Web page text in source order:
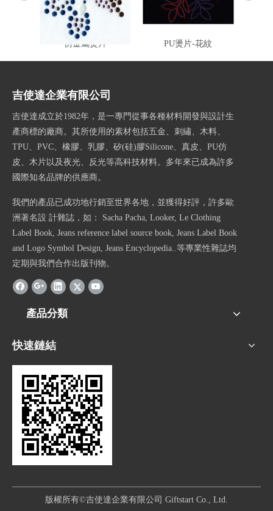
仿金屬燙片 PU燙片-花紋
吉使達企業有限公司
吉使達成立於1982年，是一專門從事各種材料開發與設計生
產商標的廠商。其所使用的素材包括五金、刺繡、木料、
TPU、PVC、橡膠、乳膠、矽(硅)膠Silicone、真皮、PU仿
皮、木片以及夜光、反光等高科技材料。多年來已成為許多
國際知名品牌的供應商。
我們的產品已成功地行銷至世界各地，並獲得好評，許多歐
洲著名設 計雜誌，如： Sacha Pacha, Looker, Le Clothing
Label Book, Jeans reference label source book, Jeans Label Book
and Logo Symbol Design, Jeans Encyclopedia..等專業性雜誌均
定期與我們合作出版刊物。
產品分類
快速鏈結
版權所有©吉使達企業有限公司 Giftstart Co., Ltd.